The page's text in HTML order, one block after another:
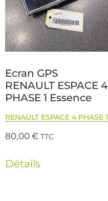
Ecran GPS
RENAULT ESPACE 4
PHASE 1 Essence
RENAULT ESPACE 4 PHASE 1
80,00€ TTC
Détails